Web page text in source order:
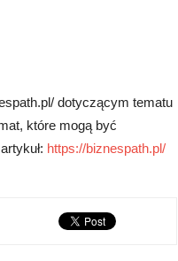
dotyczącym tematu
które mogą być
https://biznespath.pl/